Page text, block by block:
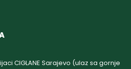
CIGLANE Sarajevo (ulaz sa gornje